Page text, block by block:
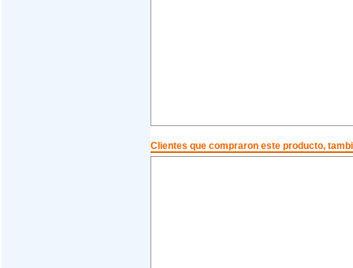
Clientes que compraron este producto,